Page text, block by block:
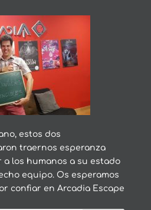
estos dos
traernos esperanza
a los humanos a su estado
equipo. Os esperamos
confiar en Arcadia Escape